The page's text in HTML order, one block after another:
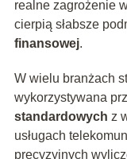
realne zagrożenie
cierpią słabsze
finansowej.
W wielu branżach
wykorzystywana
standardowych z
usługach
precyzyjnych